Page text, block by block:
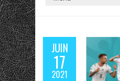
JUIN
17
2021